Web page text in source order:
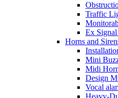
Traffic
Ex
Horns and
Mini
Midi
Design
Vocal
Heavy-